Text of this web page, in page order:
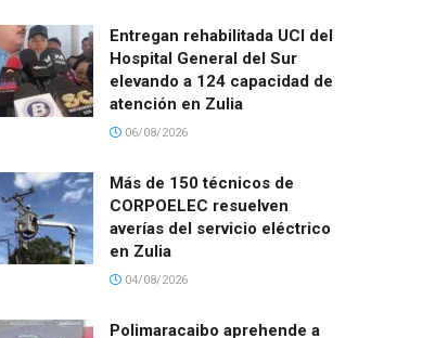
Entregan rehabilitada UCI del
Hospital General del Sur
elevando a 124 capacidad de
atención en Zulia
06/08/2026
Más de 150 técnicos de
CORPOELEC resuelven
averías del servicio eléctrico
en Zulia
04/08/2026
Polimaracaibo aprehende a